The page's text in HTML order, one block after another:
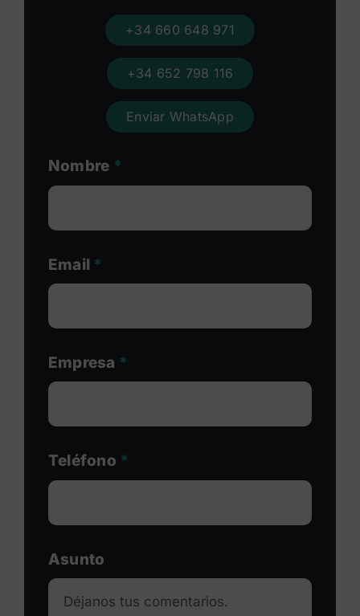
+34 660 648 971
+34 652 798 116
Enviar WhatsApp
Nombre *
Email *
Empresa *
Teléfono *
Asunto